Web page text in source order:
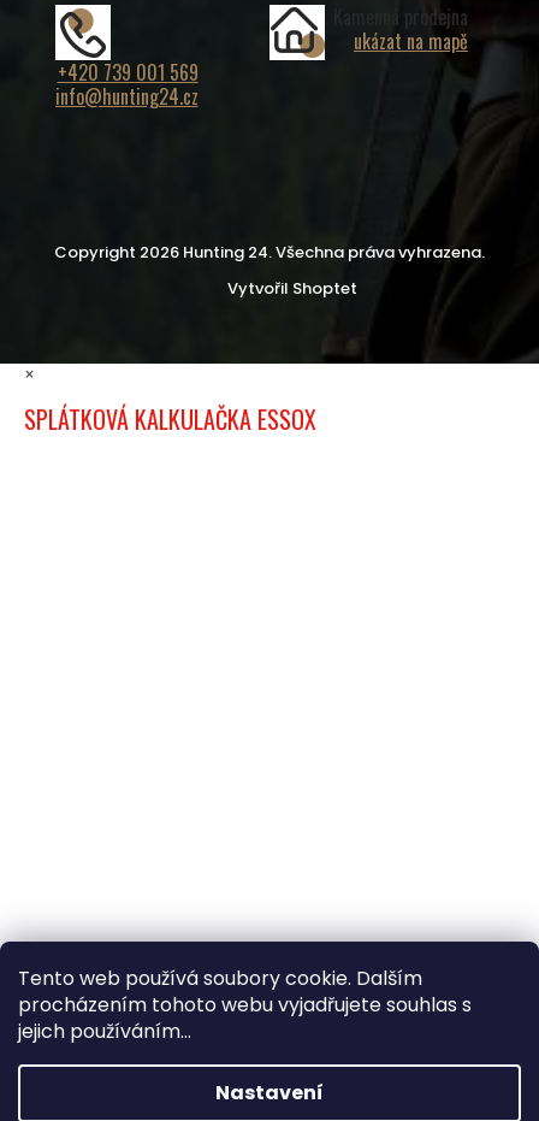
Tento web používá soubory cookie. Dalším
procházením tohoto webu vyjadřujete souhlas s
jejich používáním...
Nastavení
+420 739 001 569
info@hunting24.cz
Kamenná prodejna
ukázat na mapě
Vytvořil Shoptet
Copyright 2026 Hunting 24. Všechna práva vyhrazena.
×
SPLÁTKOVÁ KALKULAČKA ESSOX
×
Hledáte nejvýhodnější cenu? Získáte jí
pomocíregistrace